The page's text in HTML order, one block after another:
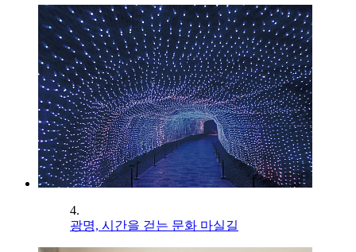
4.
광명, 시간을 걷는 문화 마실길